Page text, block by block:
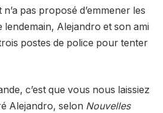
pas proposé d’emmener les
lendemain, Alejandro et son ami
postes de police pour tenter
c’est que vous nous laissiez
Alejandro, selon Nouvelles